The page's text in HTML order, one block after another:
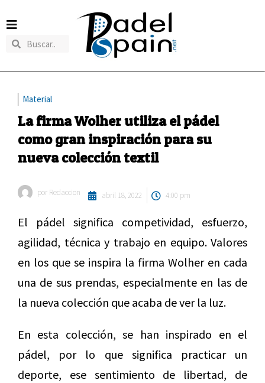
Material
La firma Wolher utiliza el pádel
como gran inspiración para su
nueva colección textil
por Redaccion abril 18, 2022 4:00 pm
El pádel significa competividad, esfuerzo,
agilidad, técnica y trabajo en equipo. Valores
en los que se inspira la firma Wolher en cada
una de sus prendas, especialmente en las de
la nueva colección que acaba de ver la luz.
En esta colección, se han inspirado en el
pádel, por lo que significa practicar un
deporte, ese sentimiento de libertad, de